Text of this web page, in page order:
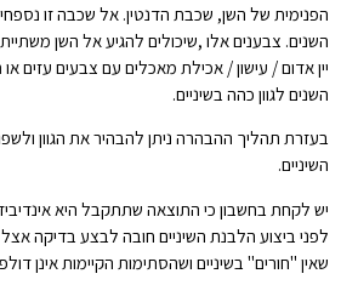
הפנימית של השן, שכבת הדנטין. אל שכבה זו
השנים. צבענים אלו ,שיכולים להגיע אל השן
יין אדום / עישון / אכילת מאכלים עם צבעים עזים או
השנים לגוון כהה בשיניים.
בעזרת תהליך ההבהרה ניתן להבהיר את הגוון
השיניים.
יש לקחת בחשבון כי התוצאה שתתקבל היא
לפני ביצוע הלבנת השיניים חובה לבצע בדיקה
שאין "חורים" בשיניים ושהסתימות הקיימות אינן